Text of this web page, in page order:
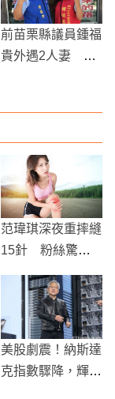
前苗栗縣議員鍾福
貴外遇2人妻 手
范瑋琪深夜重摔縫
15針 粉絲驚見
傷口全嚇傻
美股劇震！納斯達
克指數驟降，輝達